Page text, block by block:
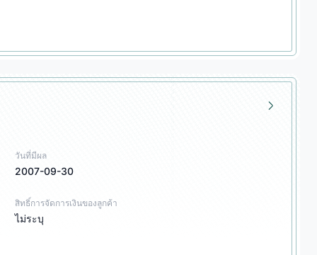
วันที่มีผล
2007-09-30
สิทธิ์การจัดการเงินของลูกค้า
ไม่ระบุ